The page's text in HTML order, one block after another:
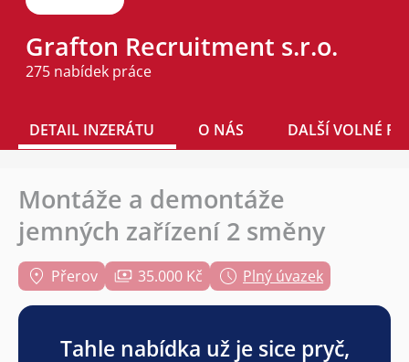
Grafton Recruitment s.r.o.
275 nabídek práce
DETAIL INZERÁTU O NÁS DALŠÍ VOLNÉ
Montáže a demontáže
jemných zařízení 2 směny
Přerov 35.000 Kč Plný úvazek
Tahle nabídka už je sice pryč,